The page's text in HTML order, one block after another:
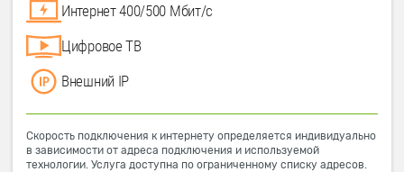
Интернет 400/500 Мбит/с
Цифровое ТВ
Внешний IP
Скорость подключения к интернету определяется индивидуально
в зависимости от адреса подключения и используемой
технологии. Услуга доступна по ограниченному списку адресов.